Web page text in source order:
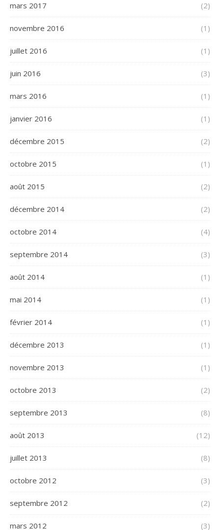
mars 2017 (2)
novembre 2016 (1)
juillet 2016 (1)
juin 2016 (3)
mars 2016 (1)
janvier 2016 (1)
décembre 2015 (2)
octobre 2015 (1)
août 2015 (2)
décembre 2014 (2)
octobre 2014 (4)
septembre 2014 (3)
août 2014 (1)
mai 2014 (1)
février 2014 (1)
décembre 2013 (1)
novembre 2013 (1)
octobre 2013 (2)
septembre 2013 (8)
août 2013 (12)
juillet 2013 (8)
octobre 2012 (3)
septembre 2012 (2)
mars 2012 (3)